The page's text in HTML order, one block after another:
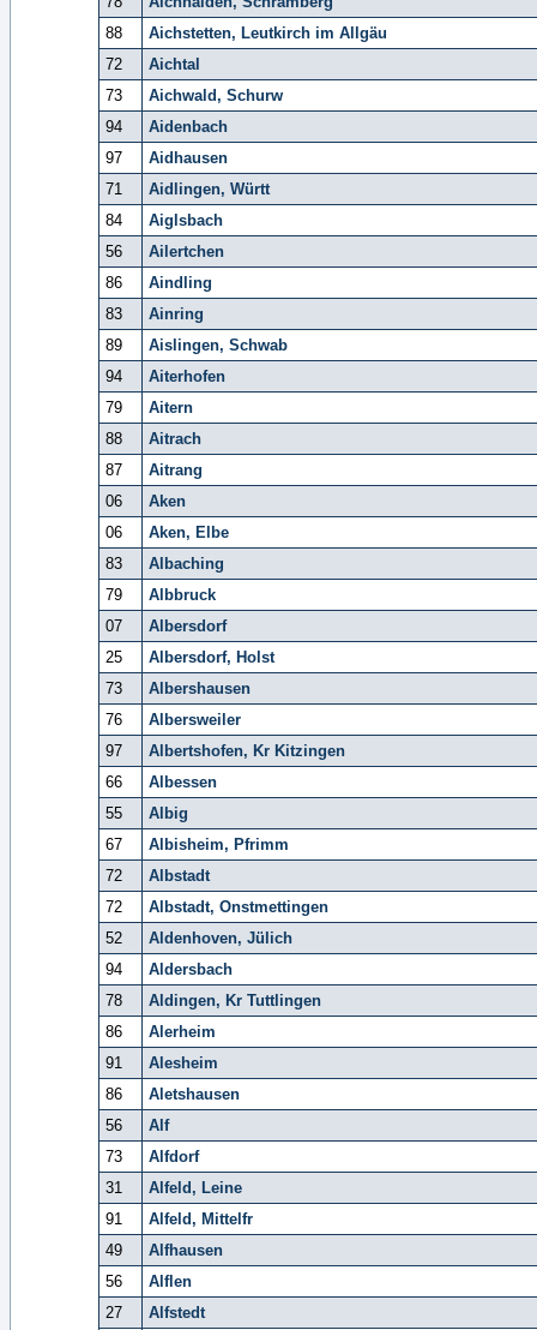
88
Aichstetten, Leutkirch im Allgäu
72
Aichtal
73
Aichwald, Schurw
94
Aidenbach
97
Aidhausen
71
Aidlingen, Württ
84
Aiglsbach
56
Ailertchen
86
Aindling
83
Ainring
89
Aislingen, Schwab
94
Aiterhofen
79
Aitern
88
Aitrach
87
Aitrang
06
Aken
06
Aken, Elbe
83
Albaching
79
Albbruck
07
Albersdorf
25
Albersdorf, Holst
73
Albershausen
76
Albersweiler
97
Albertshofen, Kr Kitzingen
66
Albessen
55
Albig
67
Albisheim, Pfrimm
72
Albstadt
72
Albstadt, Onstmettingen
52
Aldenhoven, Jülich
94
Aldersbach
78
Aldingen, Kr Tuttlingen
86
Alerheim
91
Alesheim
86
Aletshausen
56
Alf
73
Alfdorf
31
Alfeld, Leine
91
Alfeld, Mittelfr
49
Alfhausen
56
Alflen
27
Alfstedt